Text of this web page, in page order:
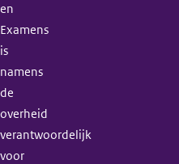
en
Examens
is
namens
de
overheid
verantwoordelijk
voor